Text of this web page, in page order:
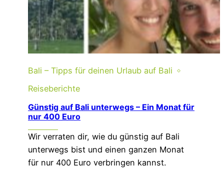
Bali – Tipps für deinen Urlaub auf Bali
Reiseberichte
Günstig auf Bali unterwegs – Ein Monat für
nur 400 Euro
Wir verraten dir, wie du günstig auf Bali
unterwegs bist und einen ganzen Monat
für nur 400 Euro verbringen kannst.